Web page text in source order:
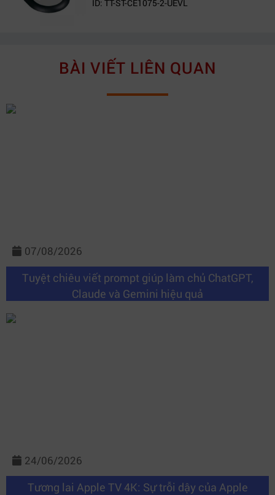
ID: TT-ST-CE1075-2-UEVL
BÀI VIẾT LIÊN QUAN
07/08/2026
Tuyệt chiêu viết prompt giúp làm chủ ChatGPT,
Claude và Gemini hiệu quả
24/06/2026
Tương lai Apple TV 4K: Sự trỗi dậy của Apple